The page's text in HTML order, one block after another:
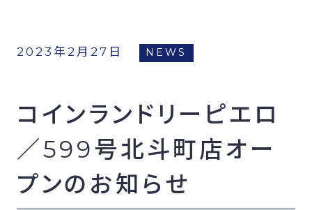
FCオーナー募集
2023年2月27日 NEWS
コインランドリーピエロ
／599号北斗町店オー
プンのお知らせ